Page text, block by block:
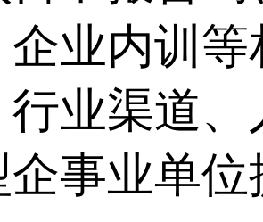
业内训
业渠道
事业单